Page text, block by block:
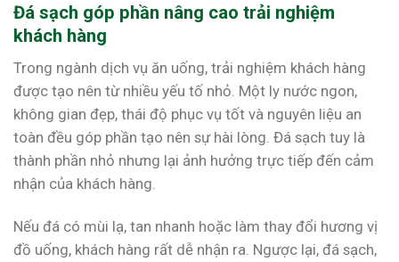
Đá sạch góp phần nâng cao trải nghiệm
khách hàng
Trong ngành dịch vụ ăn uống, trải nghiệm khách hàng
được tạo nên từ nhiều yếu tố nhỏ. Một ly nước ngon,
không gian đẹp, thái độ phục vụ tốt và nguyên liệu an
toàn đều góp phần tạo nên sự hài lòng. Đá sạch tuy là
thành phần nhỏ nhưng lại ảnh hưởng trực tiếp đến cảm
nhận của khách hàng.
Nếu đá có mùi lạ, tan nhanh hoặc làm thay đổi hương vị
đồ uống, khách hàng rất dễ nhận ra. Ngược lại, đá sạch,